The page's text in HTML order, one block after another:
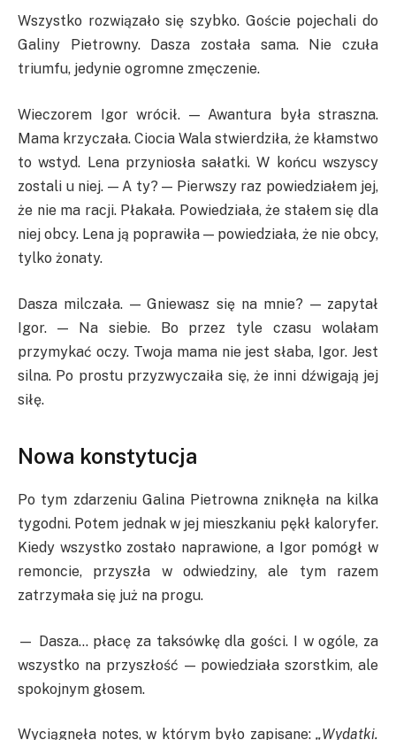
Wszystko rozwiązało się szybko. Goście pojechali do
Galiny Pietrowny. Dasza została sama. Nie czuła
triumfu, jedynie ogromne zmęczenie.
Wieczorem Igor wrócił. — Awantura była straszna.
Mama krzyczała. Ciocia Wala stwierdziła, że kłamstwo
to wstyd. Lena przyniosła sałatki. W końcu wszyscy
zostali u niej. — A ty? — Pierwszy raz powiedziałem jej,
że nie ma racji. Płakała. Powiedziała, że stałem się dla
niej obcy. Lena ją poprawiła — powiedziała, że nie obcy,
tylko żonaty.
Dasza milczała. — Gniewasz się na mnie? — zapytał
Igor. — Na siebie. Bo przez tyle czasu wolałam
przymykać oczy. Twoja mama nie jest słaba, Igor. Jest
silna. Po prostu przyzwyczaiła się, że inni dźwigają jej
siłę.
Nowa konstytucja
Po tym zdarzeniu Galina Pietrowna zniknęła na kilka
tygodni. Potem jednak w jej mieszkaniu pękł kaloryfer.
Kiedy wszystko zostało naprawione, a Igor pomógł w
remoncie, przyszła w odwiedziny, ale tym razem
zatrzymała się już na progu.
— Dasza… płacę za taksówkę dla gości. I w ogóle, za
wszystko na przyszłość — powiedziała szorstkim, ale
spokojnym głosem.
Wyciągnęła notes, w którym było zapisane: „Wydatki.